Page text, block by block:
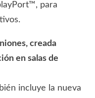
para
creada
en salas de
incluye la nueva